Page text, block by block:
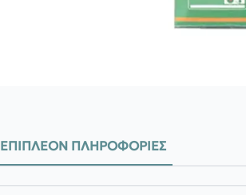
ΕΠΙΠΛΈΟΝ ΠΛΗΡΟΦΟΡΊΕΣ